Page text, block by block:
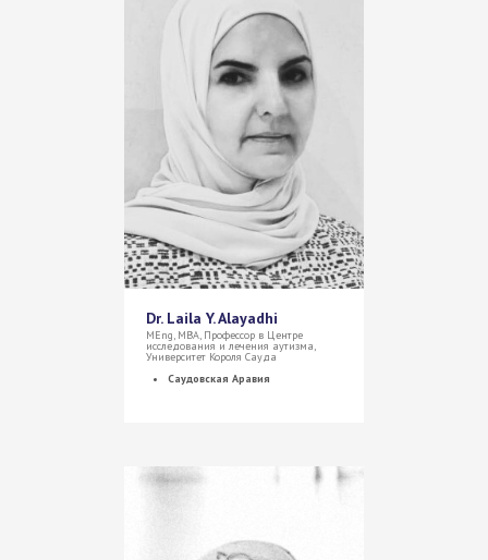
Dr. Laila Y. Alayadhi
MEng, MBA, Профессор в Центре
исследования и лечения аутизма,
Университет Короля Сауда
Саудовская Аравия